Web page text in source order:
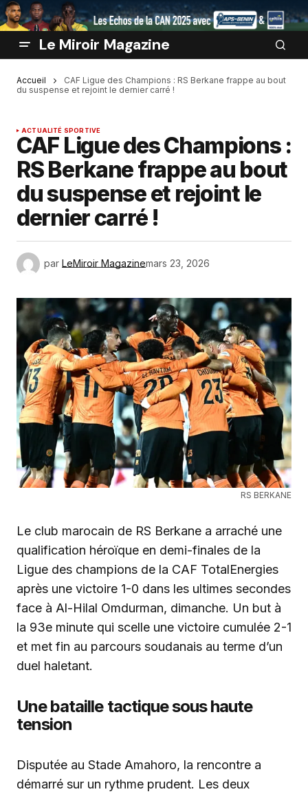
Le Miroir Magazine
Accueil
CAF Ligue des Champions : RS Berkane frappe au bout
du suspense et rejoint le dernier carré !
ACTUALITÉ SPORTIVE
CAF Ligue des Champions :
RS Berkane frappe au bout
du suspense et rejoint le
dernier carré !
par LeMiroir Magazinemars 23, 2026
RS BERKANE
Le club marocain de RS Berkane a arraché une
qualification héroïque en demi-finales de la
Ligue des champions de la CAF TotalEnergies
après une victoire 1-0 dans les ultimes secondes
face à Al-Hilal Omdurman, dimanche. Un but à
la 93e minute qui scelle une victoire cumulée 2-1
et met fin au parcours soudanais au terme d’un
duel haletant.
Une bataille tactique sous haute
tension
Disputée au Stade Amahoro, la rencontre a
démarré sur un rythme prudent. Les deux